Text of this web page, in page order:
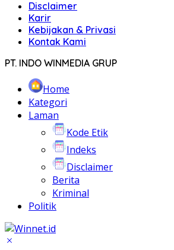
Disclaimer
Karir
Kebijakan & Privasi
Kontak Kami
PT. INDO WINMEDIA GRUP
Home
Kategori
Laman
Kode Etik
Indeks
Disclaimer
Berita
Kriminal
Politik